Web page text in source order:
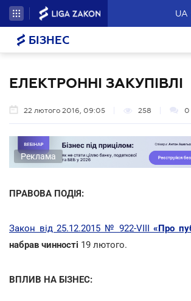
UA
БІЗНЕС
ЕЛЕКТРОННІ ЗАКУПІВЛІ
22 лютого 2016, 09:05 258 0
Реклама
ПРАВОВА ПОДІЯ:
Закон від 25.12.2015 № 922-VIII «Про
набрав чинності 19 лютого.
ВПЛИВ НА БІЗНЕС: